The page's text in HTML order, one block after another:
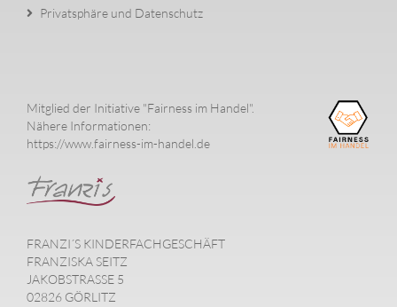
Privatsphäre und Datenschutz
Mitglied der Initiative "Fairness im Handel".
Nähere Informationen:
https://www.fairness-im-handel.de
FRANZI´S KINDERFACHGESCHÄFT
FRANZISKA SEITZ
JAKOBSTRASSE 5
02826 GÖRLITZ